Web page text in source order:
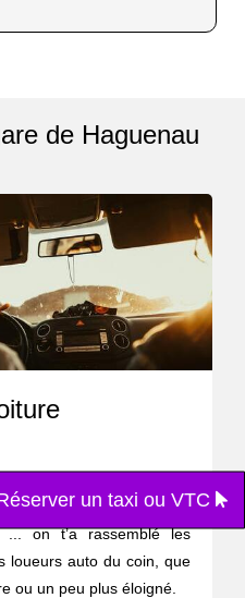
de Haguenau
mais tu veux partir
stress on est là. Hertz,
... on t’a rassemblé les
loueurs auto du coin, que
ou un peu plus éloigné.
un taxi ou VTC